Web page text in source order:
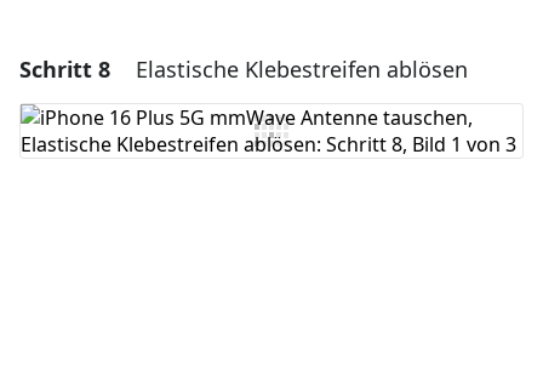
Einen Kommentar hinzufügen
Kommentar hinzufügen
Schritt 8 Elastische Klebestreifen ablösen